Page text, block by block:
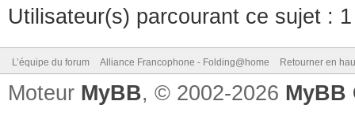
Utilisateur(s) parcourant ce sujet :
L’équipe du forum Alliance Francophone - Folding@home Retourner en
Moteur MyBB, © 2002-2026 MyBB